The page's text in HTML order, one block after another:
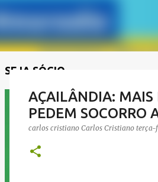
SEJA SÓCIO
AÇAILÂNDIA: MAIS
PEDEM SOCORRO
carlos cristiano Carlos Cristiano terça-